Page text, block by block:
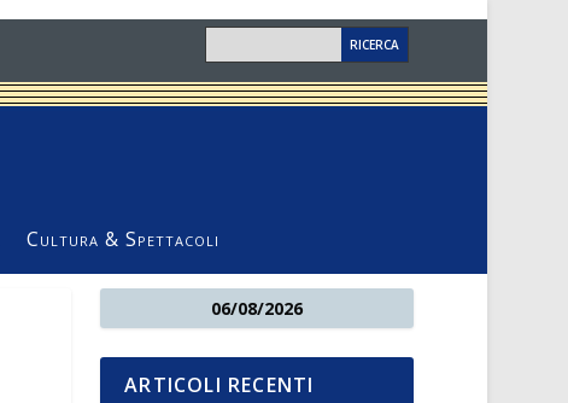
Cultura & Spettacoli
06/08/2026
ARTICOLI RECENTI